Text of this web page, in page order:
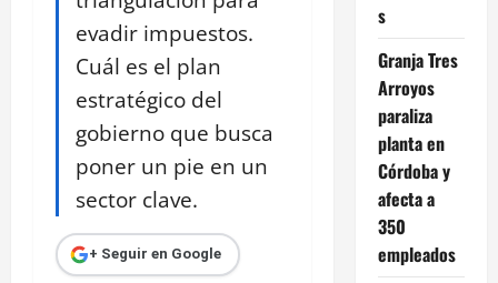
evadir impuestos.
Cuál es el plan
estratégico del
gobierno que busca
poner un pie en un
sector clave.
+ Seguir en Google
s
Granja Tres
Arroyos
paraliza
planta en
Córdoba y
afecta a
350
empleados